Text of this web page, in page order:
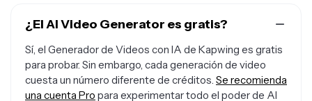
¿El AI Video Generator es gratis?
Sí, el Generador de Videos con IA de Kapwing es gratis
para probar. Sin embargo, cada generación de video
cuesta un número diferente de créditos. Se recomienda
una cuenta Pro para experimentar todo el poder de AI